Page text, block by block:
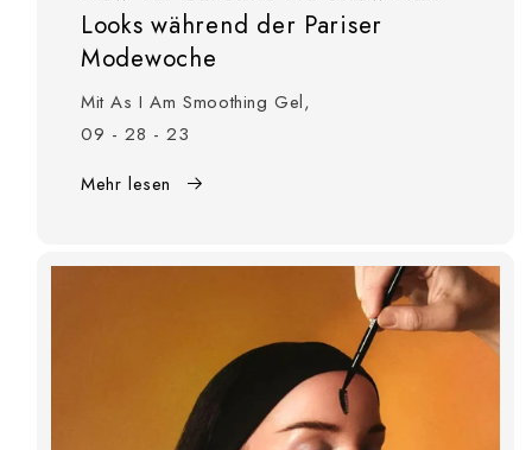
Looks während der Pariser
Modewoche
Mit As I Am Smoothing Gel,
09 - 28 - 23
Mehr lesen